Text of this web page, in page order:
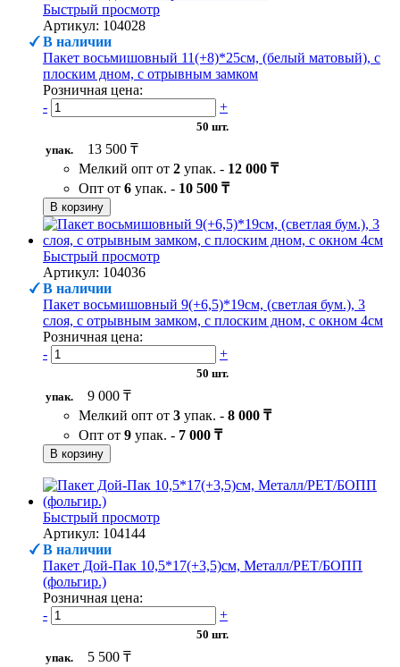
Быстрый просмотр
Артикул: 104028
В наличии
Пакет восьмишовный 11(+8)*25см, (белый матовый), с
плоским дном, с отрывным замком
Розничная цена:
-
+
50 шт.
упак.
13 500 ₸
Мелкий опт от 2 упак. - 12 000 ₸
Опт от 6 упак. - 10 500 ₸
В корзину
Быстрый просмотр
Артикул: 104036
В наличии
Пакет восьмишовный 9(+6,5)*19см, (светлая бум.), 3
слоя, с отрывным замком, с плоским дном, с окном 4см
Розничная цена:
-
+
50 шт.
упак.
9 000 ₸
Мелкий опт от 3 упак. - 8 000 ₸
Опт от 9 упак. - 7 000 ₸
В корзину
Быстрый просмотр
Артикул: 104144
В наличии
Пакет Дой-Пак 10,5*17(+3,5)см, Металл/PET/БОПП
(фольгир.)
Розничная цена:
-
+
50 шт.
упак.
5 500 ₸